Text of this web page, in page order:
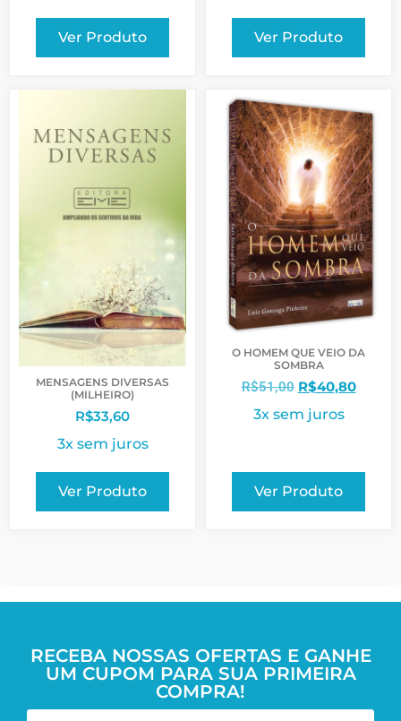
Ver Produto Ver Produto
MENSAGENS DIVERSAS
(MILHEIRO)
R$33,60
3x sem juros
Ver Produto
O HOMEM QUE VEIO DA
SOMBRA
R$51,00 R$40,80
3x sem juros
Ver Produto
RECEBA NOSSAS OFERTAS E GANHE
UM CUPOM PARA SUA PRIMEIRA
COMPRA!